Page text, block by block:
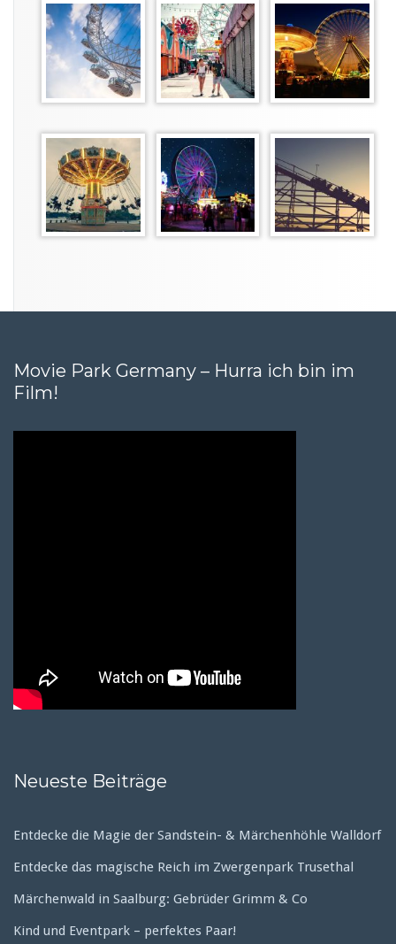
Movie Park Germany – Hurra ich bin im
Film!
Neueste Beiträge
Entdecke die Magie der Sandstein- & Märchenhöhle Walldorf
Entdecke das magische Reich im Zwergenpark Trusethal
Märchenwald in Saalburg: Gebrüder Grimm & Co
Kind und Eventpark – perfektes Paar!